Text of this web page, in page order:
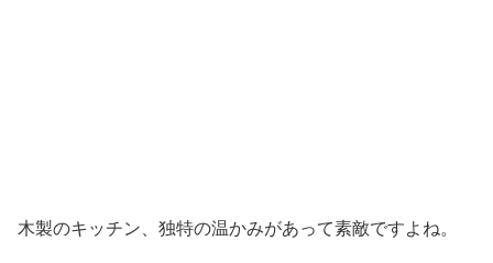
木製のキッチン、独特の温かみがあって素敵ですよね。